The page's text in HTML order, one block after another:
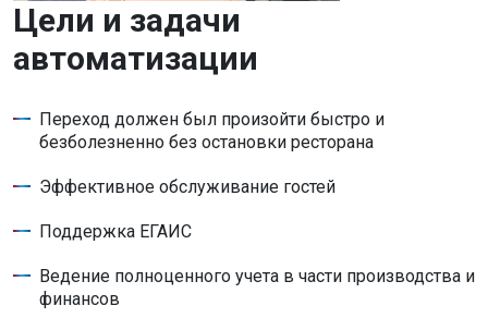
Цели и задачи
автоматизации
Переход должен был произойти быстро и
безболезненно без остановки ресторана
Эффективное обслуживание гостей
Поддержка ЕГАИС
Ведение полноценного учета в части производства и
финансов